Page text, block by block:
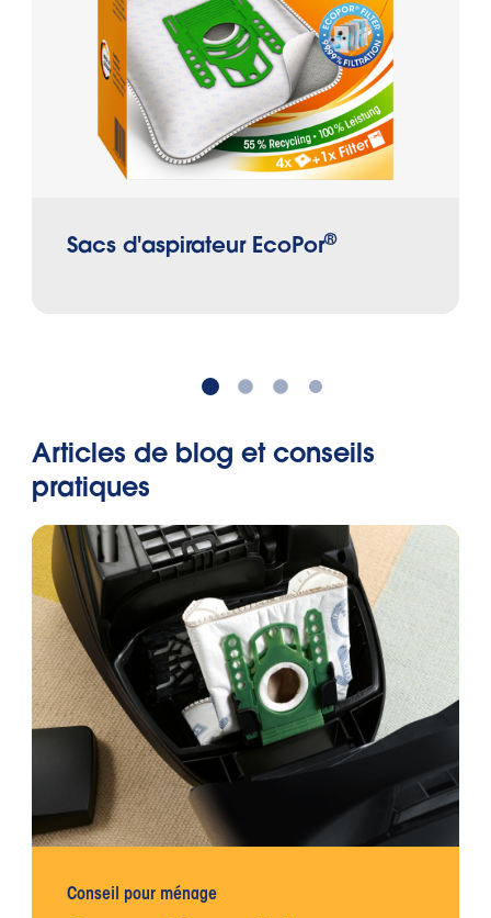
bactéries, des spores de moisissure et
des germes se trouvent dans la saleté
aspirée, qui peuvent se multiplier au fil
du temps dans le sac de l’aspirateur.
Sacs d'aspirateur EcoPor®
Articles de blog et conseils
pratiques
Conseil pour ménage